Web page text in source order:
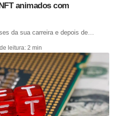
animados com
da sua carreira e depois de…
leitura: 2 min